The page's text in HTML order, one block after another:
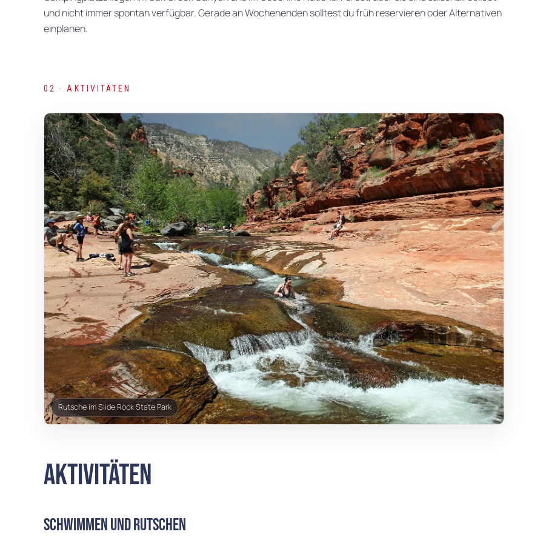
und nicht immer spontan verfügbar. Gerade an Wochenenden solltest du früh reservieren oder Alternativen
einplanen.
02 · AKTIVITÄTEN
Rutsche im Slide Rock State Park
Aktivitäten
Schwimmen und Rutschen